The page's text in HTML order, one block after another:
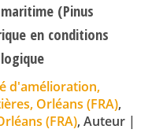
(Pinus
en conditions
d'amélioration,
Orléans (FRA),
(FRA), Auteur |